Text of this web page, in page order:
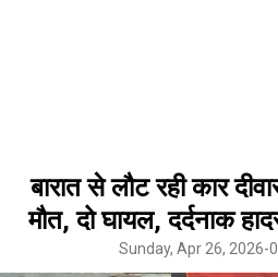
बारात से लौट रही कार
मौत, दो घायल, दर्दनाक
Sunday, Apr 26, 2026-